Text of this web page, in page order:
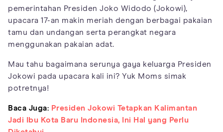
pemerintahan Presiden Joko Widodo (Jokowi),
upacara 17-an makin meriah dengan berbagai pakaian
tamu dan undangan serta perangkat negara
menggunakan pakaian adat.
Mau tahu bagaimana serunya gaya keluarga Presiden
Jokowi pada upacara kali ini? Yuk Moms simak
potretnya!
Baca Juga: Presiden Jokowi Tetapkan Kalimantan
Jadi Ibu Kota Baru Indonesia, Ini Hal yang Perlu